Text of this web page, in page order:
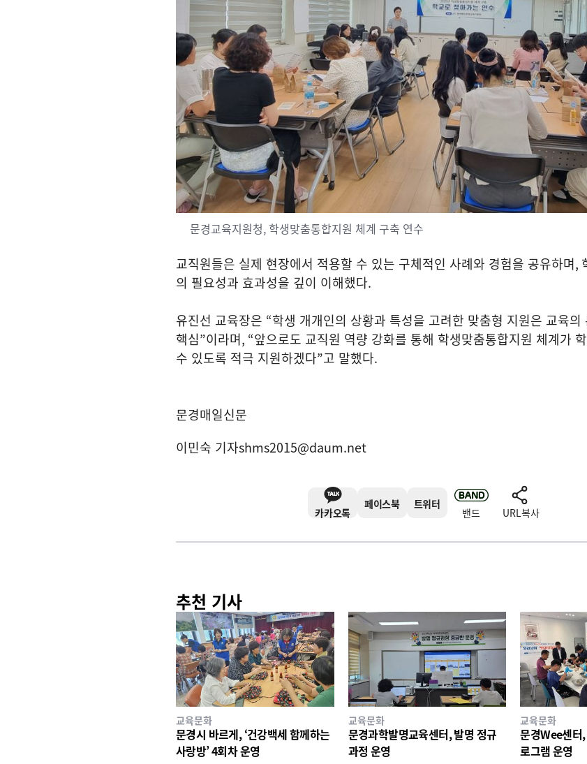
문경교육지원청, 학생맞춤통합지원 체계 구축 연수
교직원들은 실제 현장에서 적용할 수 있는 구체적인 사례와 경험을 공유하며,
의 필요성과 효과성을 깊이 이해했다.
유진선 교육장은 “학생 개개인의 상황과 특성을 고려한 맞춤형 지원은 교육의
핵심”이라며, “앞으로도 교직원 역량 강화를 통해 학생맞춤통합지원 체계가
수 있도록 적극 지원하겠다”고 말했다.
문경매일신문
이민숙 기자shms2015@daum.net
카카오톡
페이스북 트위터
밴드 URL복사
추천 기사
교육문화
문경시 바르게, ‘건강백세 함께하는
사랑방’ 4회차 운영
교육문화
문경과학발명교육센터, 발명 정규
과정 운영
교육문화
문경Wee센터
로그램 운영